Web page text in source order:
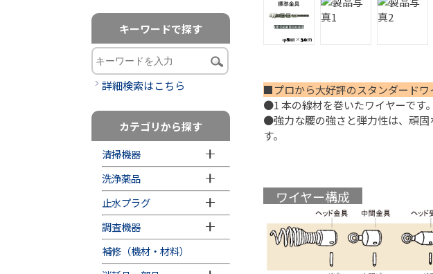
■プロから大好評のスタンダードワ
●1 本の線材を巻いたワイヤーです。
●強力な腰の強さと弾力性は、頑固
す。
ワイヤー構成
キーワードで探す
詳細検索はこちら
カテゴリから探す
清掃機器
洗浄薬品
止水プラグ
調査機器
補修（機材・材料）